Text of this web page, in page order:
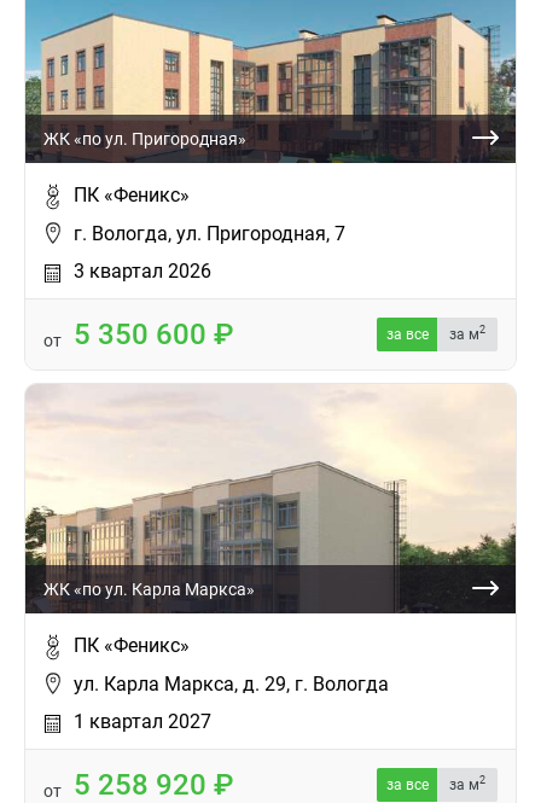
ЖК «по ул. Пригородная»
ПК «Феникс»
г. Вологда, ул. Пригородная, 7
3 квартал 2026
от 5 350 600 за все за м2
ЖК «по ул. Карла Маркса»
ПК «Феникс»
ул. Карла Маркса, д. 29, г. Вологда
1 квартал 2027
от 5 258 920 за все за м2